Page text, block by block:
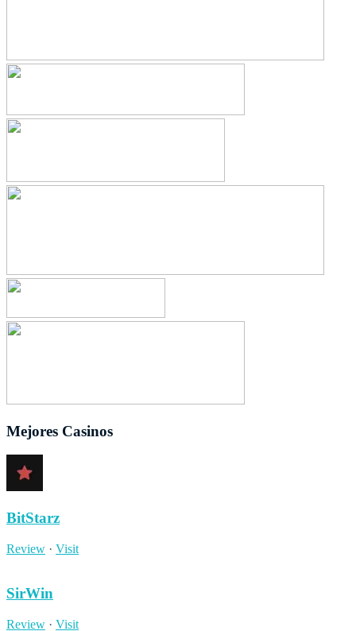
Mejores Casinos
BitStarz
Review · Visit
SirWin
Review · Visit